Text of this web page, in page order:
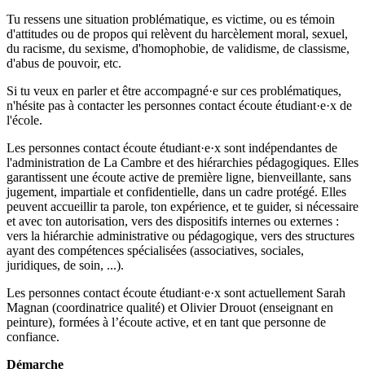
Tu ressens une situation problématique, es victime, ou es témoin
d'attitudes ou de propos qui relèvent du harcèlement moral, sexuel,
du racisme, du sexisme, d'homophobie, de validisme, de classisme,
d'abus de pouvoir, etc.
Si tu veux en parler et être accompagné·e sur ces problématiques,
n'hésite pas à contacter les personnes contact écoute étudiant·e·x de
l'école.
Les personnes contact écoute étudiant·e·x sont indépendantes de
l'administration de La Cambre et des hiérarchies pédagogiques. Elles
garantissent une écoute active de première ligne, bienveillante, sans
jugement, impartiale et confidentielle, dans un cadre protégé. Elles
peuvent accueillir ta parole, ton expérience, et te guider, si nécessaire
et avec ton autorisation, vers des dispositifs internes ou externes :
vers la hiérarchie administrative ou pédagogique, vers des structures
ayant des compétences spécialisées (associatives, sociales,
juridiques, de soin, ...).
Les personnes contact écoute étudiant·e·x sont actuellement Sarah
Magnan (coordinatrice qualité) et Olivier Drouot (enseignant en
peinture), formées à l’écoute active, et en tant que personne de
confiance.
Démarche